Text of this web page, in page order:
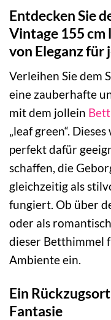
Entdecken Sie
Vintage 155 cm
von Eleganz für
Verleihen Sie dem
eine zauberhafte
mit dem jollein
„leaf green“.
perfekt dafür
schaffen, die
gleichzeitig als
fungiert. Ob über
oder als
dieser Betthimmel
Ambiente ein.
Ein
Fantasie